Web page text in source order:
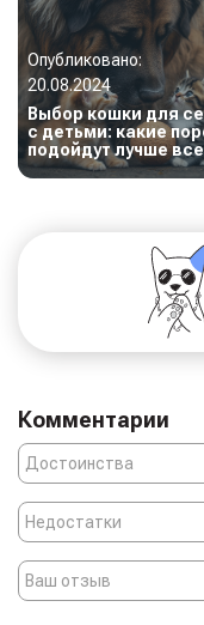
Опубликовано:
20.08.2024
Выбор кошки для
с детьми: какие
подойдут лучше
Комментарии